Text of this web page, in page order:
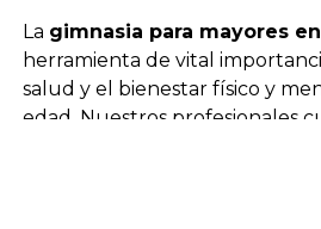
La gimnasia para mayores
herramienta de vital
salud y el bienestar físico y
edad. Nuestros profesionales